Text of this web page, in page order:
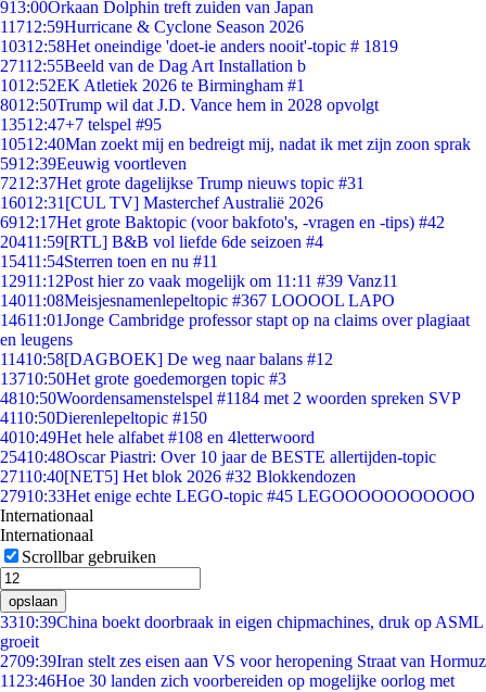
913:00Orkaan Dolphin treft zuiden van Japan
11712:59Hurricane & Cyclone Season 2026
10312:58Het oneindige 'doet-ie anders nooit'-topic # 1819
27112:55Beeld van de Dag Art Installation b
1012:52EK Atletiek 2026 te Birmingham #1
8012:50Trump wil dat J.D. Vance hem in 2028 opvolgt
13512:47+7 telspel #95
10512:40Man zoekt mij en bedreigt mij, nadat ik met zijn zoon sprak
5912:39Eeuwig voortleven
7212:37Het grote dagelijkse Trump nieuws topic #31
16012:31 [CUL TV] Masterchef Australië 2026
6912:17Het grote Baktopic (voor bakfoto's, -vragen en -tips) #42
20411:59[RTL] B&B vol liefde 6de seizoen #4
15411:54Sterren toen en nu #11
12911:12Post hier zo vaak mogelijk om 11:11 #39 Vanz11
14011:08Meisjesnamenlepeltopic #367 LOOOOL LAPO
14611:01Jonge Cambridge professor stapt op na claims over plagiaat
en leugens
11410:58[DAGBOEK] De weg naar balans #12
13710:50Het grote goedemorgen topic #3
4810:50Woordensamenstelspel #1184 met 2 woorden spreken SVP
4110:50Dierenlepeltopic #150
4010:49Het hele alfabet #108 en 4letterwoord
25410:48Oscar Piastri: Over 10 jaar de BESTE allertijden-topic
27110:40[NET5] Het blok 2026 #32 Blokkendozen
27910:33Het enige echte LEGO-topic #45 LEGOOOOOOOOOOO
Internationaal
Internationaal
Scrollbar gebruiken
opslaan
3310:39China boekt doorbraak in eigen chipmachines, druk op ASML
groeit
2709:39Iran stelt zes eisen aan VS voor heropening Straat van Hormuz
11 23:46Hoe 30 landen zich voorbereiden op mogelijke oorlog met